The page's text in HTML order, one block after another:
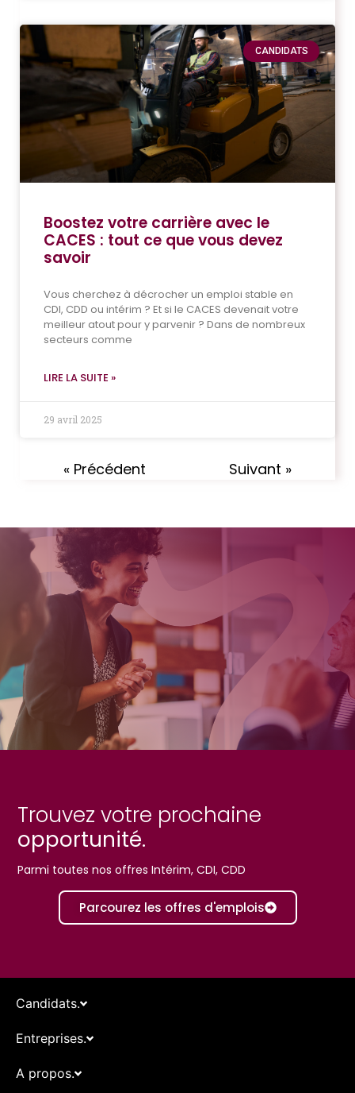
CANDIDATS
Boostez votre carrière avec le
CACES : tout ce que vous devez
savoir
Vous cherchez à décrocher un emploi stable en
CDI, CDD ou intérim ? Et si le CACES devenait votre
meilleur atout pour y parvenir ? Dans de nombreux
secteurs comme
LIRE LA SUITE »
29 avril 2025
« Précédent Suivant »
Trouvez votre prochaine
opportunité.
Parmi toutes nos offres Intérim, CDI, CDD
Parcourez les offres d'emplois
Candidats.
Entreprises.
A propos.